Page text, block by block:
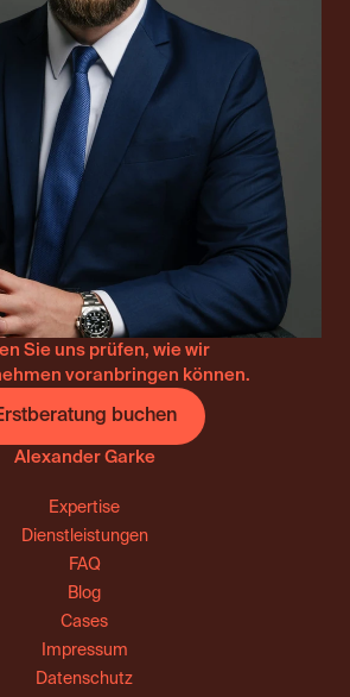
Sie uns prüfen, wie wir
voranbringen können.
buchen
Alexander Garke
Expertise
Dienstleistungen
FAQ
Blog
Cases
Impressum
Datenschutz